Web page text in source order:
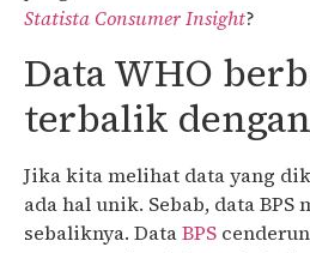
Statista Consumer Insight?
Data WHO
terbalik dengan
Jika kita melihat data yang
ada hal unik. Sebab, data BPS
sebaliknya. DataBPS